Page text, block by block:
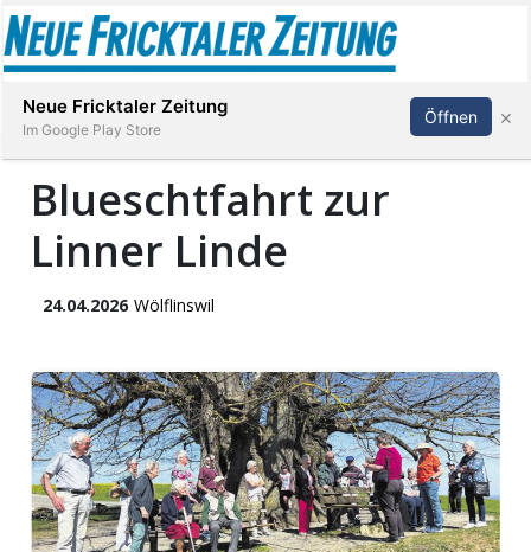
Stellen
E-
Paper
App
Abonnieren Anmelden
Blueschtfahrt zur
Linner Linde
24.04.2026 Wölflinswil
Neue Fricktaler Zeitung
Im Google Play Store
Öffnen ×